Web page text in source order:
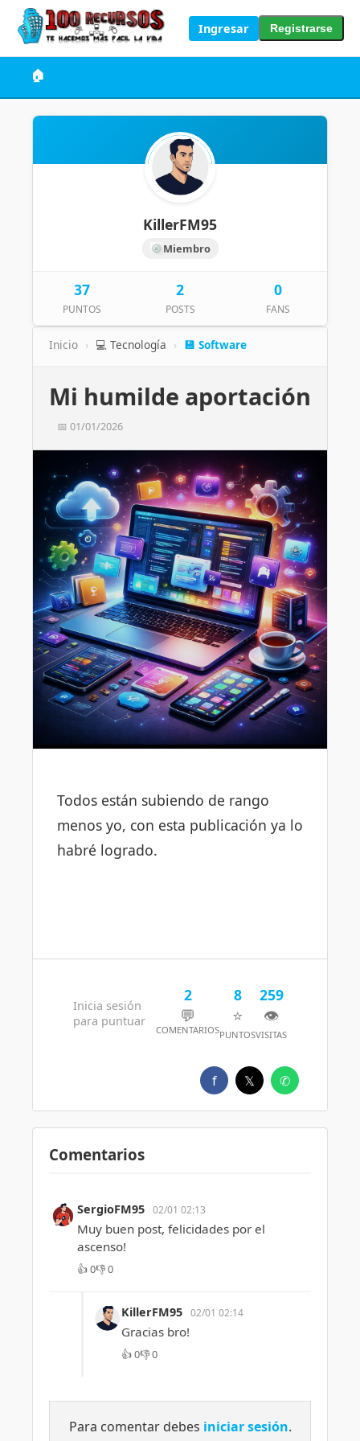
Ingresar Registrarse
🏠
Inicio › 💻 Tecnología › 💾 Software
Mi humilde aportación
📅 01/01/2026
Todos están subiendo de rango
menos yo, con esta publicación ya lo
habré logrado.
Inicia sesión
para puntuar
2
💬
COMENTARIOS
8
⭐
PUNTOS
259
👁️
VISITAS
f 𝕏 ✆
Comentarios
SergioFM95 02/01 02:13
Muy buen post, felicidades por el
ascenso!
👍0👎0
KillerFM95 02/01 02:14
Gracias bro!
👍0👎0
Para comentar debes iniciar sesión.
KillerFM95
Miembro
37
PUNTOS
2
POSTS
0
FANS